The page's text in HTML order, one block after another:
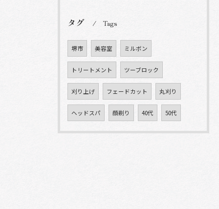
タグ Tags
堺市 美容室 ミルボン
トリートメント ツーブロック
刈り上げ フェードカット 丸刈り
ヘッドスパ 顔剃り 40代 50代